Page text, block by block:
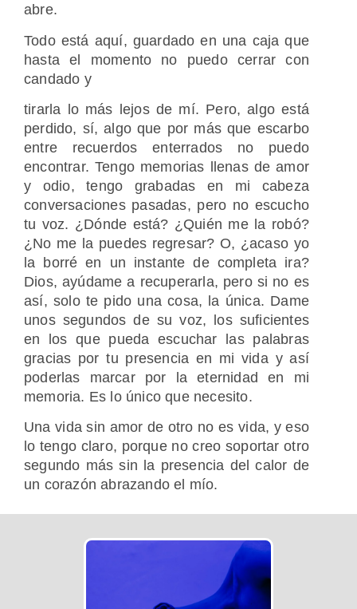
abre.
Todo está aquí, guardado en una caja que
hasta el momento no puedo cerrar con
candado y
tirarla lo más lejos de mí. Pero, algo está
perdido, sí, algo que por más que escarbo
entre recuerdos enterrados no puedo
encontrar. Tengo memorias llenas de amor
y odio, tengo grabadas en mi cabeza
conversaciones pasadas, pero no escucho
tu voz. ¿Dónde está? ¿Quién me la robó?
¿No me la puedes regresar? O, ¿acaso yo
la borré en un instante de completa ira?
Dios, ayúdame a recuperarla, pero si no es
así, solo te pido una cosa, la única. Dame
unos segundos de su voz, los suficientes
en los que pueda escuchar las palabras
gracias por tu presencia en mi vida y así
poderlas marcar por la eternidad en mi
memoria. Es lo único que necesito.
Una vida sin amor de otro no es vida, y eso
lo tengo claro, porque no creo soportar otro
segundo más sin la presencia del calor de
un corazón abrazando el mío.